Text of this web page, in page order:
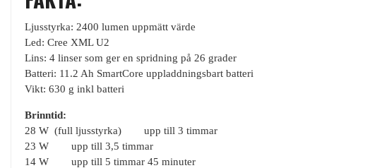
Ljusstyrka: 2400 lumen uppmätt värde
Led: Cree XML U2
Lins: 4 linser som ger en spridning på 26 grader
Batteri: 11.2 Ah SmartCore uppladdningsbart batteri
Vikt: 630 g inkl batteri
Brinntid:
28 W (full ljusstyrka) upp till 3 timmar
23 W upp till 3,5 timmar
14 W upp till 5 timmar 45 minuter